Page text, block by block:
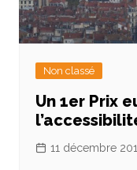
Non classé
Un 1er Prix
11 décembre